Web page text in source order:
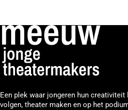
Een plek waar jongeren hun
volgen, theater maken en op het